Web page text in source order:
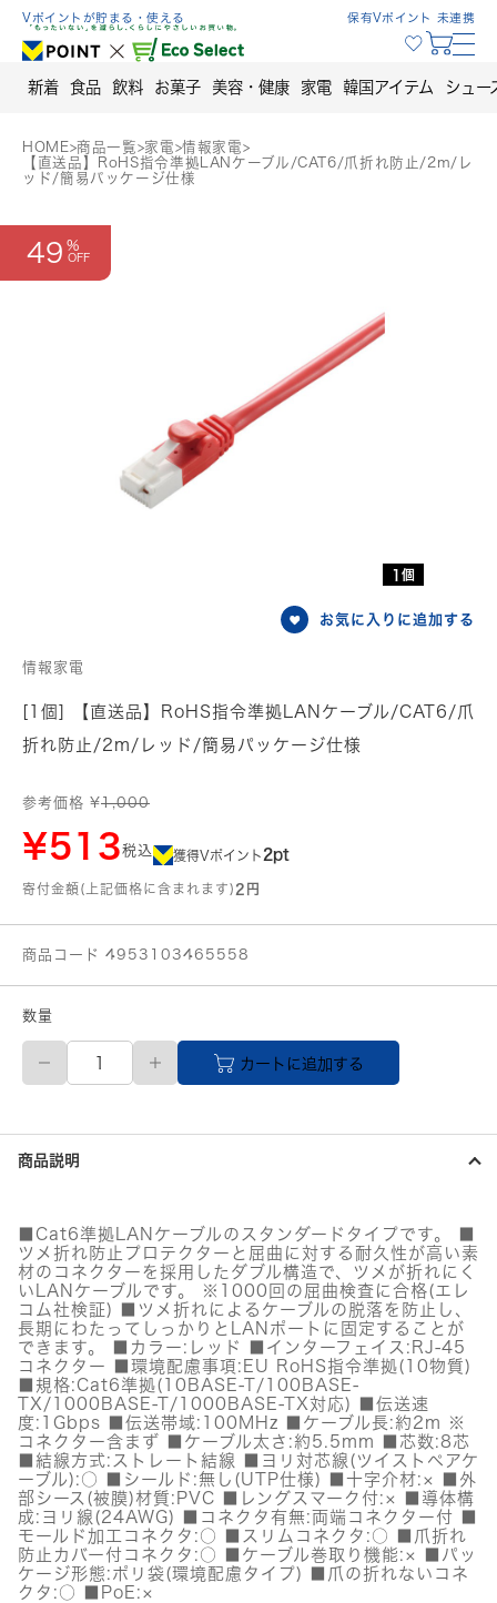
Skip
content
Vポイントが貯まる・使える 保有Vポイント 未連携
新着 食品 飲料 お菓子 美容・健康 家電 韓国アイテム シュー
HOME>商品一覧>家電>情報家電>
【直送品】RoHS指令準拠LANケーブル/CAT6/爪折れ防止/2m/レ
ッド/簡易パッケージ仕様
49
1個
お気に入りに追加する
情報家電
[1個] 【直送品】RoHS指令準拠LANケーブル/CAT6/爪
折れ防止/2m/レッド/簡易パッケージ仕様
参考価格 ¥1,000
¥513税込 獲得Vポイント 2pt
寄付金額(上記価格に含まれます) 2円
商品コード 4953103465558
数量
【直
品】
指
令
準
ケ
ー
ブ
ル/CAT6/
爪
折
れ
防
止/2m/
レ
ッ
ド/
簡
易
パ
ッ
ケ
ー
ジ
カートに追加する
商品説明
■Cat6準拠LANケーブルのスタンダードタイプです。 ■
ツメ折れ防止プロテクターと屈曲に対する耐久性が高い素
材のコネクターを採用したダブル構造で、ツメが折れにく
いLANケーブルです。 ※1000回の屈曲検査に合格(エレ
コム社検証) ■ツメ折れによるケーブルの脱落を防止し、
長期にわたってしっかりとLANポートに固定することが
できます。 ■カラー:レッド ■インターフェイス:RJ-45
コネクター ■環境配慮事項:EU RoHS指令準拠(10物質)
■規格:Cat6準拠(10BASE-T/100BASE-
TX/1000BASE-T/1000BASE-TX対応) ■伝送速
度:1Gbps ■伝送帯域:100MHz ■ケーブル長:約2m ※
コネクター含まず ■ケーブル太さ:約5.5mm ■芯数:8芯
■結線方式:ストレート結線 ■ヨリ対芯線(ツイストペアケ
ーブル):○ ■シールド:無し(UTP仕様) ■十字介材:× ■外
部シース(被膜)材質:PVC ■レングスマーク付:× ■導体構
成:ヨリ線(24AWG) ■コネクタ有無:両端コネクター付 ■
モールド加工コネクタ:○ ■スリムコネクタ:○ ■爪折れ
防止カバー付コネクタ:○ ■ケーブル巻取り機能:× ■パッ
ケージ形態:ポリ袋(環境配慮タイプ) ■爪の折れないコネ
クタ:○ ■PoE:×